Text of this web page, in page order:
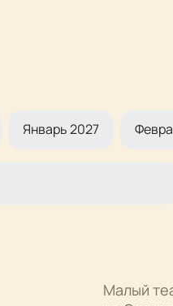
Январь 2027
Малый